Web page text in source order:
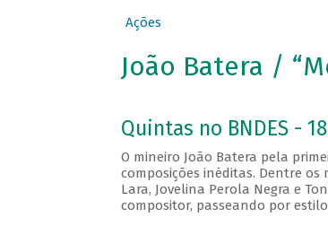
Ações
João Batera /
Quintas no BNDES -
O mineiro João Batera pela
composições inéditas. Dentre
Lara, Jovelina Perola Negra e
compositor, passeando por